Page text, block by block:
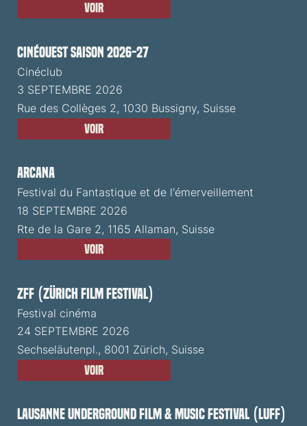
Voir
CinéOuest Saison 2026-27
Cinéclub
3 SEPTEMBRE 2026
Rue des Collèges 2, 1030 Bussigny, Suisse
Voir
ARCANA
Festival du Fantastique et de l'émerveillement
18 SEPTEMBRE 2026
Rte de la Gare 2, 1165 Allaman, Suisse
Voir
ZFF (Zürich Film Festival)
Festival cinéma
24 SEPTEMBRE 2026
Sechseläutenpl., 8001 Zürich, Suisse
Voir
Lausanne Underground Film & Music Festival (LUFF)